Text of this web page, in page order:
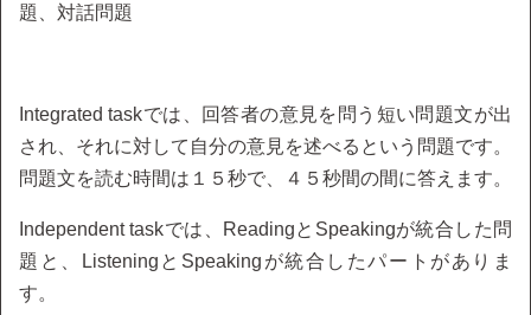
題、対話問題
Integrated taskでは、回答者の意見を問う短い問題文が出
され、それに対して自分の意見を述べるという問題です。
問題文を読む時間は１５秒で、４５秒間の間に答えます。
Independent taskでは、ReadingとSpeakingが統合した問
題と、ListeningとSpeakingが統合したパートがありま
す。